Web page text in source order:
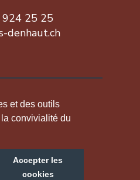
et des outils
convivialité du
Accepter les
cookies
25 25
denhaut.ch
SUIVRE